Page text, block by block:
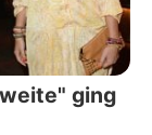
ging